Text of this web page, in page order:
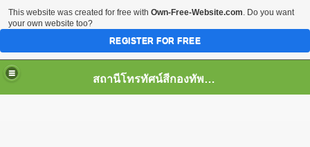
สถานีโทรทัศน์สีกองทัพบกช่อง7 จ.ภูเก็ต
This website was created for free with Own-Free-Website.com. Do you want
your own website too?
REGISTER FOR FREE